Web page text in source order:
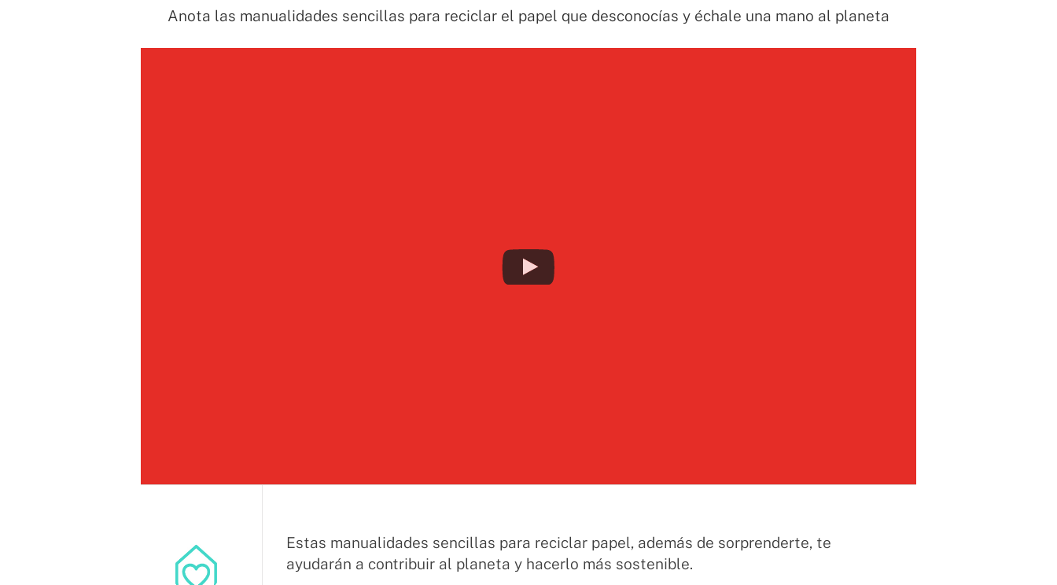
Anota las manualidades sencillas para reciclar el papel que desconocías y échale una mano al planeta
Estas manualidades sencillas para reciclar papel, además de sorprenderte, te
ayudarán a contribuir al planeta y hacerlo más sostenible.